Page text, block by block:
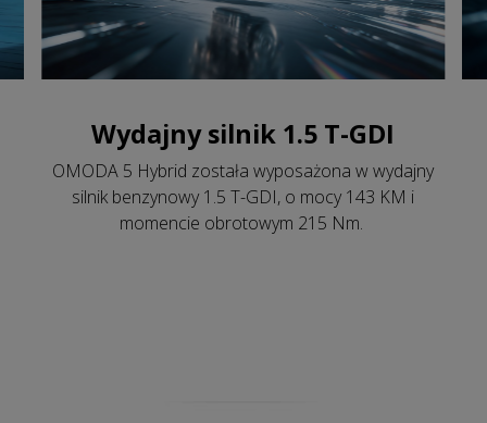
Wydajny silnik 1.5 T-GDI
OMODA 5 Hybrid została wyposażona w wydajny
silnik benzynowy 1.5 T-GDI, o mocy 143 KM i
momencie obrotowym 215 Nm.